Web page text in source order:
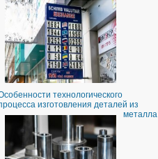
технологического
изготовления деталей из
металла